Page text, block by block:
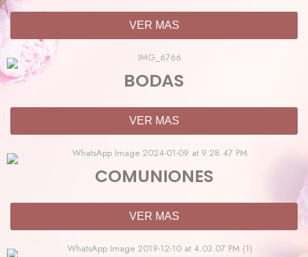
VER MAS
BODAS
VER MAS
COMUNIONES
VER MAS